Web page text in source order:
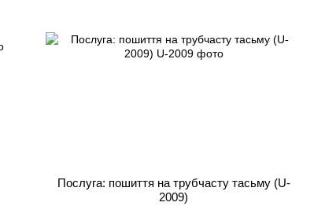
Послуга: пошиття на трубчасту тасьму (U-
2009)